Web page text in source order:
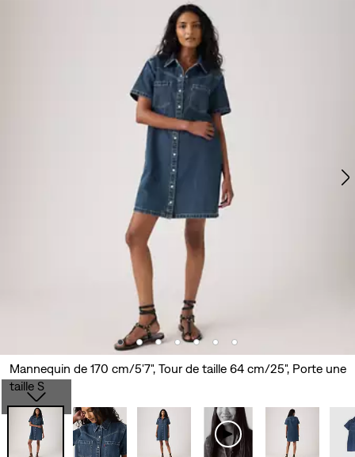
Mannequin de 170 cm/5'7", Tour de taille 64 cm/25", Porte une
taille S